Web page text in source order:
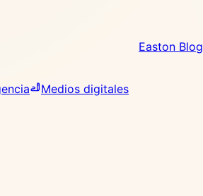
Easton Blog
Medios digitales